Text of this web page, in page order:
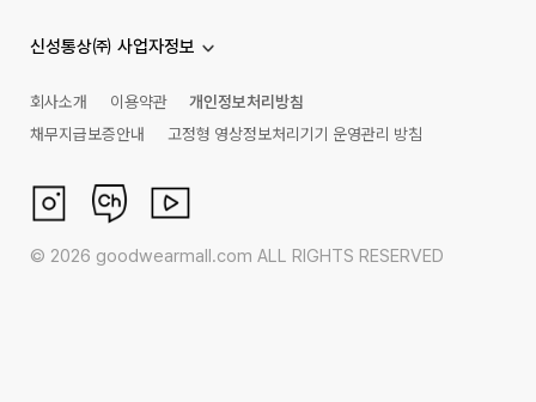
신성통상㈜ 사업자정보
회사소개 이용약관
개인정보처리방침
채무지급보증안내
고정형 영상정보처리기기 운영관리 방침
© 2026 goodwearmall.com ALL RIGHTS RESERVED